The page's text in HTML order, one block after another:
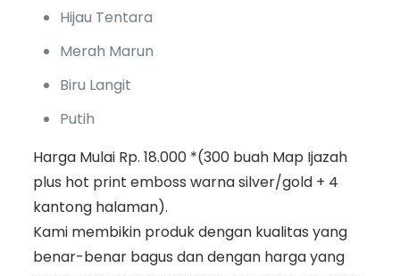
Hijau Tentara
Merah Marun
Biru Langit
Putih
Harga Mulai Rp. 18.000 *(300 buah Map Ijazah
plus hot print emboss warna silver/gold + 4
kantong halaman).
Kami membikin produk dengan kualitas yang
benar-benar bagus dan dengan harga yang